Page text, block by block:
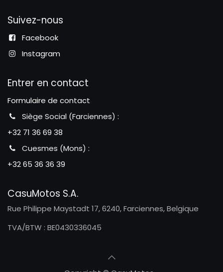
Suivez-nous
Facebook
Instagram
Entrer en contact
Formulaire de contact
Siège Social (Farciennes) :
+32 71 36 69 38
Cuesmes (Mons) :
+32 65 36 36 39
CasuMotos S.A.
Rue Philippe Maystadt 17, 6240, Farciennes, Belgique
TVA/BTW : BE0430336045